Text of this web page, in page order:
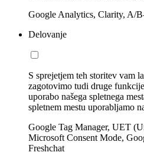
Google Analytics, Clarity, A/
Delovanje
S sprejetjem teh storitev vam
zagotovimo tudi druge
uporabo našega spletnega
spletnem mestu uporabljamo
Google Tag Manager, UET
Microsoft Consent Mode,
Freshchat